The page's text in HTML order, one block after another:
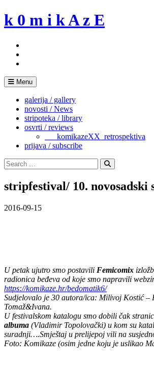
Skip
to
k 0 m i k A z E
Menu
galerija / gallery
novosti / News
stripoteka / library
osvrti / reviews
___komikazeXX_retrospektiva
prijava / subscribe
Search
for:
Search
stripfestival/ 10. novosadski
2016-09-15
U petak ujutro smo postavili Femicomix
radionica beđeva od koje smo napravili
https://komikaze.hr/bedomatik6/
Sudjelovalo je 30 autora/ica: Milivoj Kostić
Tomaž&Ivana.
U festivalskom katalogu smo dobili čak
albuma (Vladimir Topolovački) u kom su
suradnji….Smještaj u prelijepoj vili na
Foto: Komikaze (osim jedne koju je uslikao